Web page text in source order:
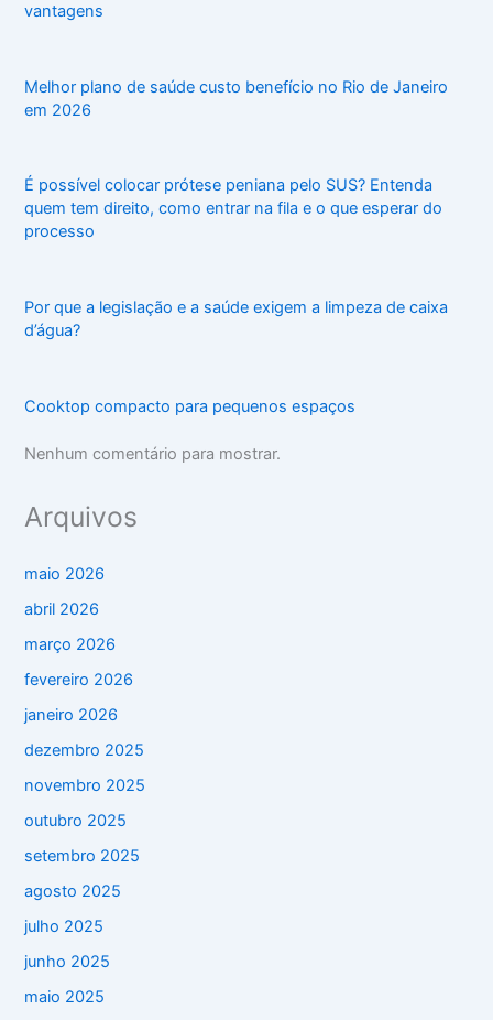
vantagens
Melhor plano de saúde custo benefício no Rio de Janeiro
em 2026
É possível colocar prótese peniana pelo SUS? Entenda
quem tem direito, como entrar na fila e o que esperar do
processo
Por que a legislação e a saúde exigem a limpeza de caixa
d’água?
Cooktop compacto para pequenos espaços
Nenhum comentário para mostrar.
Arquivos
maio 2026
abril 2026
março 2026
fevereiro 2026
janeiro 2026
dezembro 2025
novembro 2025
outubro 2025
setembro 2025
agosto 2025
julho 2025
junho 2025
maio 2025